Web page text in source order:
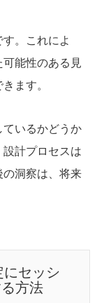
。これによ
能性のある見
ます。
ているかどうか
計プロセスは
洞察は、将来
にセッシ
方法